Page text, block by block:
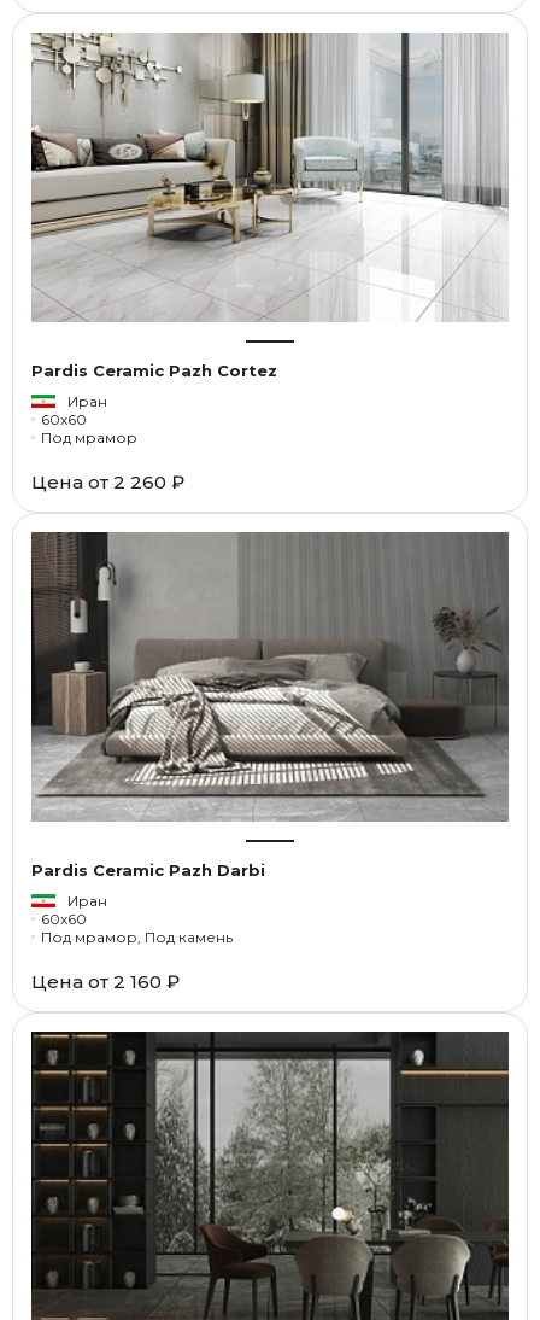
Pardis Ceramic Pazh Cortez
Иран
60x60
Под мрамор
Цена от 2 260 ₽
Pardis Ceramic Pazh Darbi
Иран
60x60
Под мрамор, Под камень
Цена от 2 160 ₽